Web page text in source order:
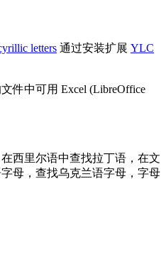
letters 通过安装扩展 YLC
件中可用 Excel (LibreOffice
西里尔语中查找拉丁语，在文
母，查找乌克兰语字母，字母